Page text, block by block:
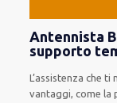
Antennista
supporto
L’assistenza che ti
vantaggi, come la